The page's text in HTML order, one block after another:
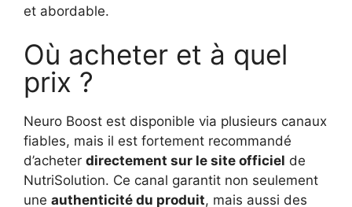
et abordable.
Où acheter et à quel
prix ?
Neuro Boost est disponible via plusieurs canaux
fiables, mais il est fortement recommandé
d’acheter directement sur le site officiel de
NutriSolution. Ce canal garantit non seulement
une authenticité du produit, mais aussi des